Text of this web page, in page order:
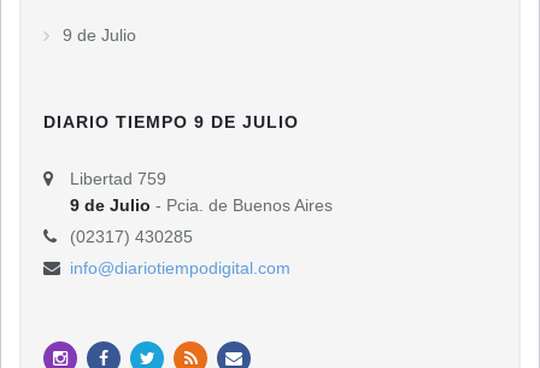
9 de Julio
DIARIO TIEMPO 9 DE JULIO
Libertad 759
9 de Julio - Pcia. de Buenos Aires
(02317) 430285
info@diariotiempodigital.com